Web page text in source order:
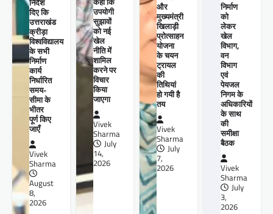
दिए कि
उत्तराखंड
क्रीड़ा
विश्वविद्यालय
के सभी
निर्माण
कार्य
निर्धारित
समय-
सीमा के
भीतर
पूर्ण किए
जाएँ
Vivek
Sharma
August
8,
2026
उपयोगी
सुझावों
को नई
खेल
नीति में
शामिल
करने पर
विचार
किया
जाएगा
Vivek
Sharma
July
14,
2026
और
मुख्यमंत्री
खिलाड़ी
प्रोत्साहन
योजना
के चयन
ट्रायल
की
तिथियां
हो गयी है
तय
Vivek
Sharma
July
7,
2026
निर्माण
को
लेकर
खेल
विभाग,
वन
विभाग
एवं
पेयजल
निगम के
अधिकारियों
के साथ
की
समीक्षा
बैठक
Vivek
Sharma
July
3,
2026